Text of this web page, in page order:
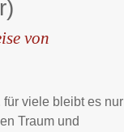
von
viele bleibt es nur
Traum und